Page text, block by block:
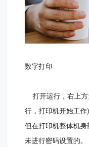
数字打印
打开运行，右上方
行，打印机开始工
但在打印机整体机
未进行密码设置的。